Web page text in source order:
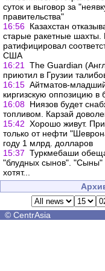
суток и выговор за
правительства"
16:56 Казахстан
старые ракетные
ратифицировал
США
16:21
The Guardian
приютил в Грузии
16:15 Айтматов-
киргизскую оппозицию в
16:08 Ниязов будет
топливом. Карзай
15:42 Хорошо живут.
только от нефти
году 1 млрд. долларов
15:37 Туркмебаши
"блудных сынов". "Сыны"
хотят...
© CentrAsia